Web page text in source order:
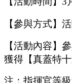
【參與方式】
【活動內容】
獲得【真蓋特